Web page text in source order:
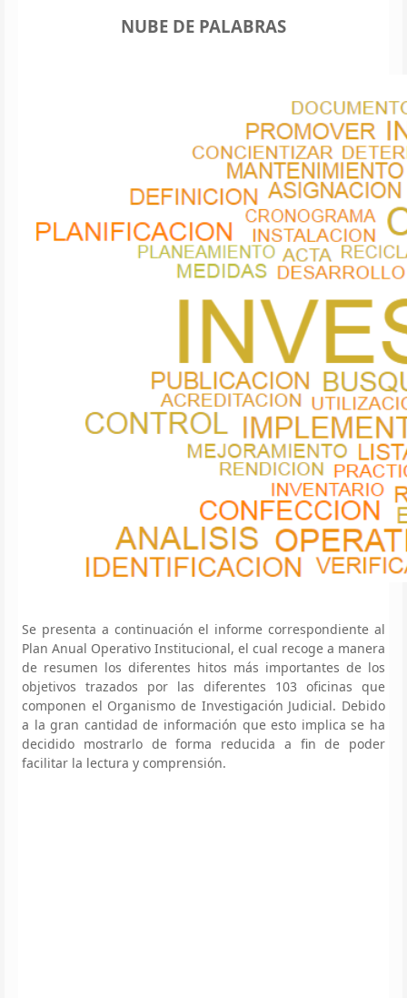
NUBE DE PALABRAS
Se presenta a continuación el informe correspondiente al
Plan Anual Operativo Institucional, el cual recoge a manera
de resumen los diferentes hitos más importantes de los
objetivos trazados por las diferentes 103 oficinas que
componen el Organismo de Investigación Judicial. Debido
a la gran cantidad de información que esto implica se ha
decidido mostrarlo de forma reducida a fin de poder
facilitar la lectura y comprensión.